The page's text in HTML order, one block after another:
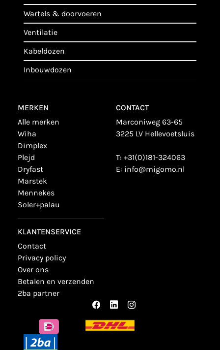
wartels & doorvoeren
ventilatie
kabeldozen
inbouwdozen
MERKEN
alle merken
wiha
dimplex
plejd
dryfast
marstek
mennekes
soler+palau
KLANTENSERVICE
contact
privacy policy
over ons
betalen en verzenden
2ba partner
CONTACT
Marconiweg 63-65
3225 LV Hellevoetsluis
T: +31(0)181-324063
E: info@migomo.nl